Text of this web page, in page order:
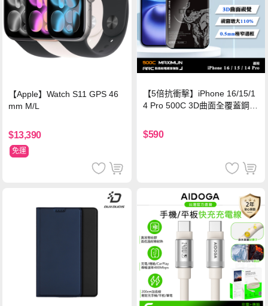
【Apple】Watch S11 GPS 46
mm M/L
$13,390
免運
【5倍抗衝擊】iPhone 16/15/1
4 Pro 500C 3D曲面全覆蓋鋼化
保護貼
$590